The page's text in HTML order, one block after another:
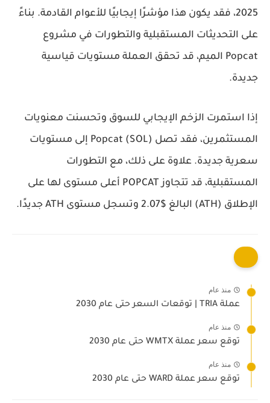
2025، فقد يكون هذا مؤشرًا إيجابيًا للأعوام القادمة. بناءً
على التحديثات المستقبلية والتطورات في مشروع
Popcat الميم، قد تحقق العملة مستويات قياسية
جديدة.
إذا استمرت الزخم الإيجابي للسوق وتحسنت معنويات
المستثمرين، فقد تصل Popcat (SOL) إلى مستويات
سعرية جديدة. علاوة على ذلك، مع التطورات
المستقبلية، قد تتجاوز POPCAT أعلى مستوى لها على
الإطلاق (ATH) البالغ $2.07 وتسجل مستوى ATH جديدًا.
منذ عام
عملة TRIA | توقعات السعر حتى عام 2030
منذ عام
توقع سعر عملة WMTX حتى عام 2030
منذ عام
توقع سعر عملة WARD حتى عام 2030